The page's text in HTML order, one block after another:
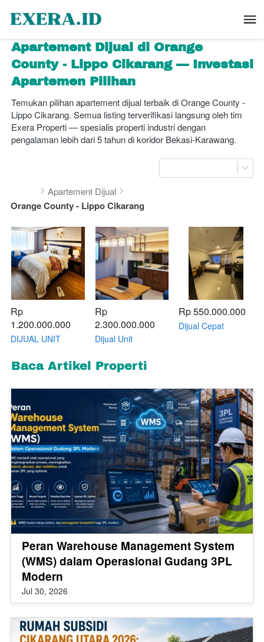
Apartement Dijual di Orange
County - Lippo Cikarang — Investasi
Apartemen Pilihan
Temukan pilihan apartement dijual terbaik di Orange County -
Lippo Cikarang. Semua listing terverifikasi langsung oleh tim
Exera Properti — spesialis properti industri dengan
pengalaman lebih dari 5 tahun di koridor Bekasi-Karawang.
Apartement Dijual
Orange County - Lippo Cikarang
Rp
1.200.000.000
DIJUAL UNIT
FURNISH
APARTMENT
Rp
2.300.000.000
Dijual Unit
Full Furnish Tower
Newport Orange
Cikarang lantai 23
Rp 550.000.000
Dijual Cepat
Baca Artikel Properti
Peran Warehouse Management System
(WMS) dalam Operasional Gudang 3PL
Modern
Jul 30, 2026